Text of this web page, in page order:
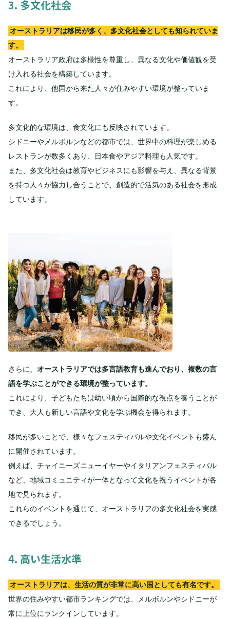
3. 多文化社会
オーストラリアは移民が多く、多文化社会としても知られていま
す。
オーストラリア政府は多様性を尊重し、異なる文化や価値観を受
け入れる社会を構築しています。
これにより、他国から来た人々が住みやすい環境が整っていま
す。
多文化的な環境は、食文化にも反映されています。
シドニーやメルボルンなどの都市では、世界中の料理が楽しめる
レストランが数多くあり、日本食やアジア料理も人気です。
また、多文化社会は教育やビジネスにも影響を与え、異なる背景
を持つ人々が協力し合うことで、創造的で活気のある社会を形成
しています。
さらに、 オーストラリアでは多言語教育も進んでおり、複数の言
語を学ぶことができる環境が整っています。
これにより、子どもたちは幼い頃から国際的な視点を養うことが
でき、大人も新しい言語や文化を学ぶ機会を得られます。
移民が多いことで、様々なフェスティバルや文化イベントも盛ん
に開催されています。
例えば、チャイニーズニューイヤーやイタリアンフェスティバル
など、地域コミュニティが一体となって文化を祝うイベントが各
地で見られます。
これらのイベントを通じて、オーストラリアの多文化社会を実感
できるでしょう。
4. 高い生活水準
オーストラリアは、生活の質が非常に高い国としても有名です。
世界の住みやすい都市ランキングでは、メルボルンやシドニーが
常に上位にランクインしています。